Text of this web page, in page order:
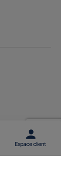
Espace client